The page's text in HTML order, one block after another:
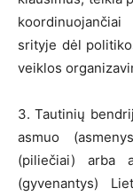
srityje dėl
veiklos
3. Tautinių
asmuo
(piliečiai) arba
(gyvenantys)